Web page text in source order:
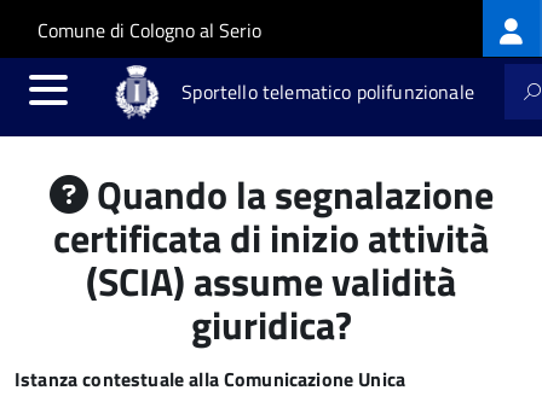
Salta al contenuto principale
Skip to site navigation
Comune di Cologno al Serio
Sportello telematico polifunzionale
Quando la segnalazione
certificata di inizio attività
(SCIA) assume validità
giuridica?
Istanza contestuale alla Comunicazione Unica